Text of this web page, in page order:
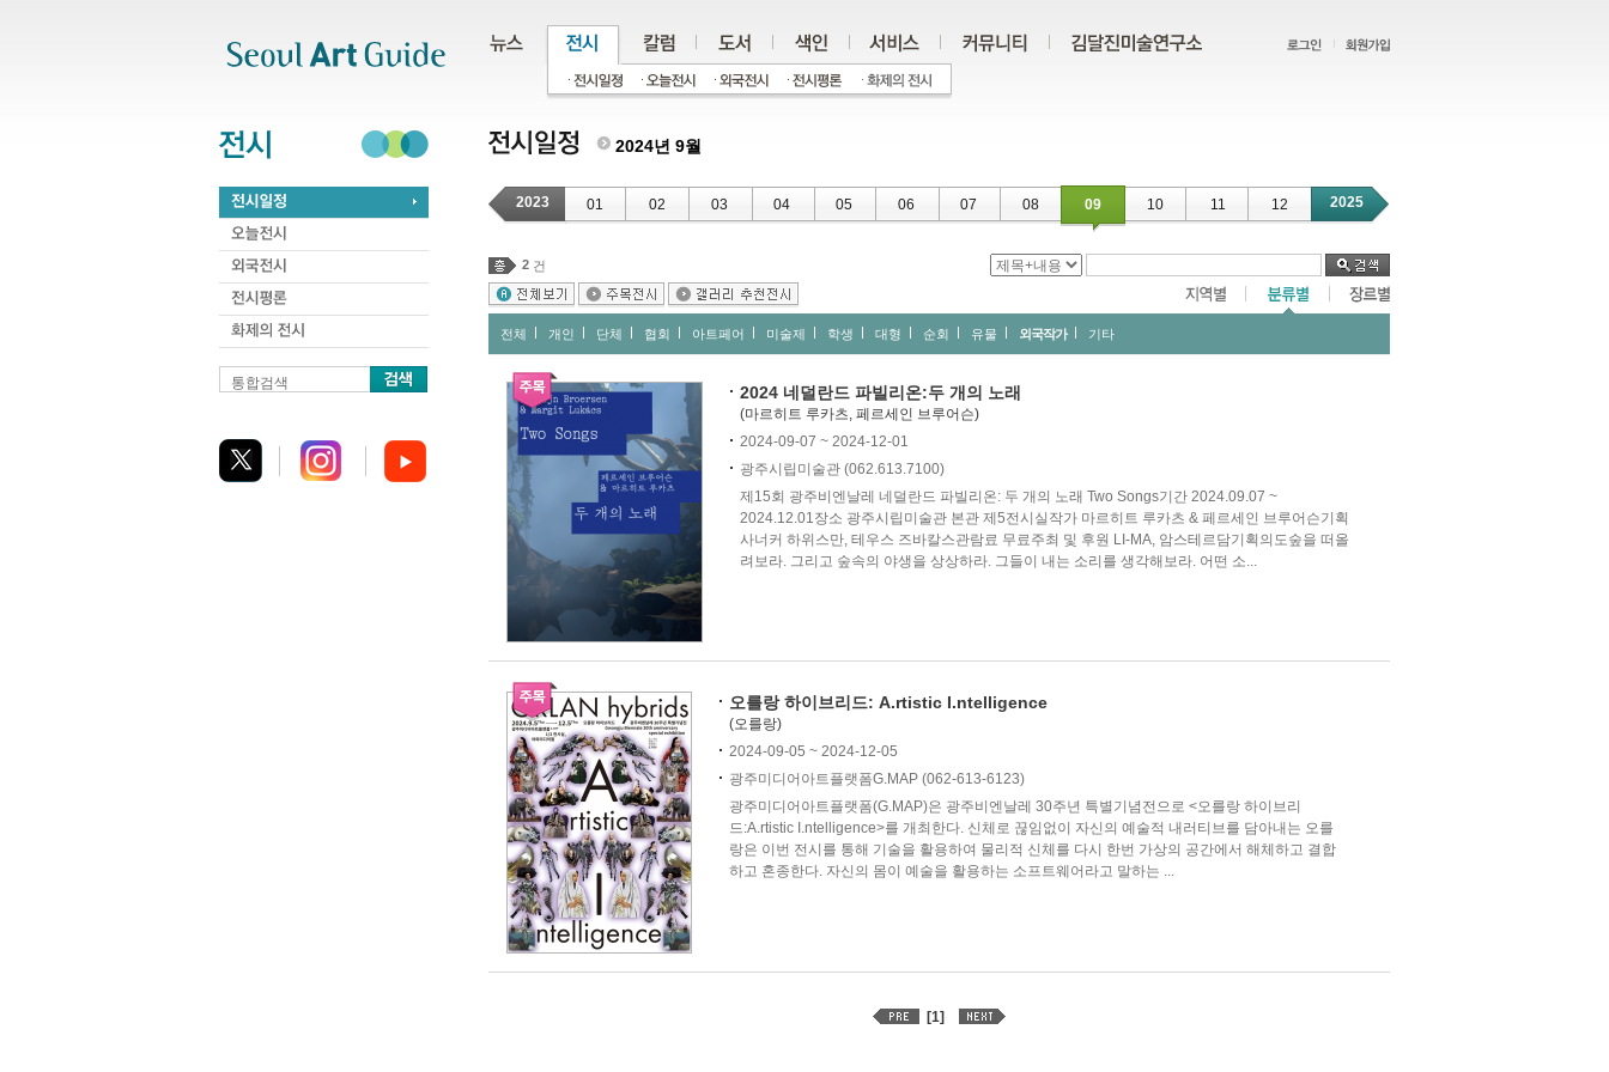
통합검색
2024년 9월
2023 01 02 03 04 05 06 07 08 09 10 11 12 2025
2 건
전체 개인 단체 협회 아트페어 미술제 학생 대형 순회 유물 외국작가 기타
2024 네덜란드 파빌리온:두 개의 노래
(마르히트 루카츠, 페르세인 브루어슨)
2024-09-07 ~ 2024-12-01
광주시립미술관 (062.613.7100)
제15회 광주비엔날레 네덜란드 파빌리온: 두 개의 노래 Two Songs기간 2024.09.07 ~
2024.12.01장소 광주시립미술관 본관 제5전시실작가 마르히트 루카츠 & 페르세인 브루어슨기획
사너커 하위스만, 테우스 즈바칼스관람료 무료주최 및 후원 LI-MA, 암스테르담기획의도숲을 떠올
려보라. 그리고 숲속의 야생을 상상하라. 그들이 내는 소리를 생각해보라. 어떤 소...
오를랑 하이브리드: A.rtistic I.ntelligence
(오를랑)
2024-09-05 ~ 2024-12-05
광주미디어아트플랫폼G.MAP (062-613-6123)
광주미디어아트플랫폼(G.MAP)은 광주비엔날레 30주년 특별기념전으로 <오를랑 하이브리
드:A.rtistic I.ntelligence>를 개최한다. 신체로 끊임없이 자신의 예술적 내러티브를 담아내는 오를
랑은 이번 전시를 통해 기술을 활용하여 물리적 신체를 다시 한번 가상의 공간에서 해체하고 결합
하고 혼종한다. 자신의 몸이 예술을 활용하는 소프트웨어라고 말하는 ...
[1]